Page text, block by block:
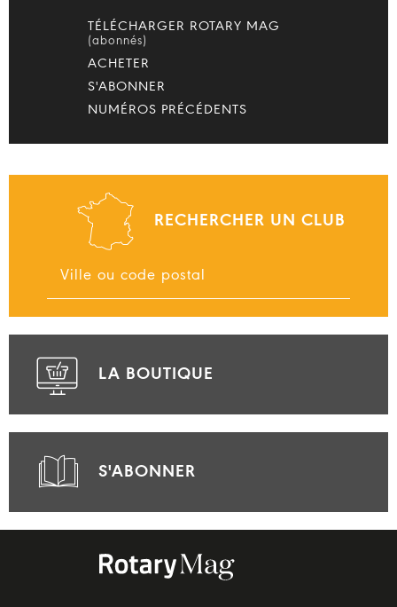
TÉLÉCHARGER ROTARY MAG
(abonnés)
ACHETER
S'ABONNER
NUMÉROS PRÉCÉDENTS
RECHERCHER UN CLUB
LA BOUTIQUE
S'ABONNER